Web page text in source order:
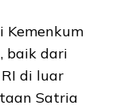
Kemenkum
baik dari
di luar
Satria